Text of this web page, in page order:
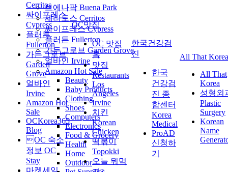
브에나팍 Buena Park
세리토스 Cerritos
싸이프레스 Cypress
플러튼 Fullerton
가든그로브 Garden Grove
얼바인 Irvine
Amazon Hot Sale
Beauty
Baby Products
Clothing
Shoes
Computers
Electronics
Food & Grocery
Health
Home
Outdoor
Cerritos
싸이프레스
Cypress
플러튼
Fullerton
가든그로브
Garden
Grove
얼바인
Irvine
Amazon Hot
Sale
OCKorea365
Blog
OC 숙소
정보 OC
Stay
마켓세일
OC맛집
OC 맛집
홈
맛집
Restaurants
Los
Angeles
Irvine
치킨
Korean
Chicken
떡볶이
Topokki
오늘 뭐먹
한국건강검
진
한국
건강검
진 종
합센터
Korea
Medical
ProAD
신청하
기
All That Korea
All That
Korea
성형외
Plastic
Surgery
Korean
Name